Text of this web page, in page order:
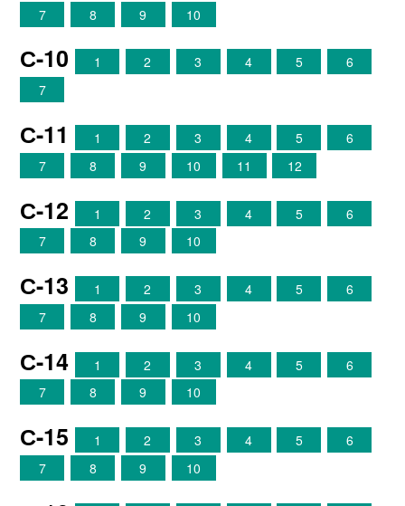
7
8 9 10
С-10 1 2 3 4 5
6
7
С-11 1 2 3 4 5
6
7
8 9 10 11 12
С-12 1 2 3 4 5
6
7
8 9 10
С-13 1 2 3 4 5
6
7
8 9 10
С-14 1 2 3 4 5
6
7
8 9 10
С-15 1 2 3 4 5
6
7
8 9 10